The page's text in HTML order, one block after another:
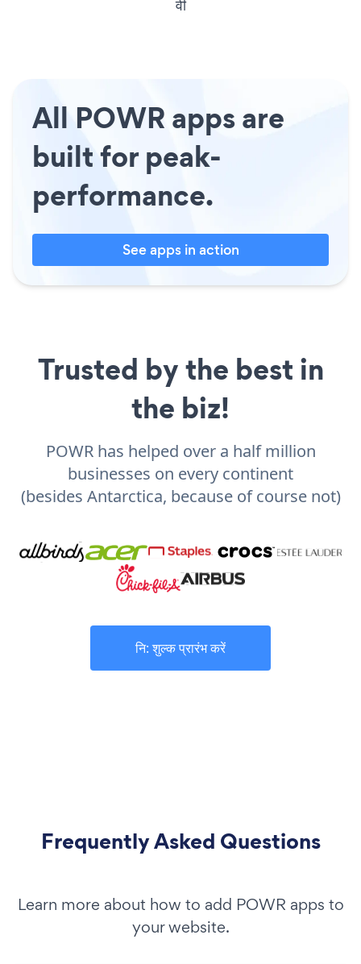
वी
All POWR apps are
built for peak-
performance.
See apps in action
Trusted by the best in
the biz!
POWR has helped over a half million
businesses on every continent
(besides Antarctica, because of course not)
नि: शुल्क प्रारंभ करें
Frequently Asked Questions
Learn more about how to add POWR apps to
your website.